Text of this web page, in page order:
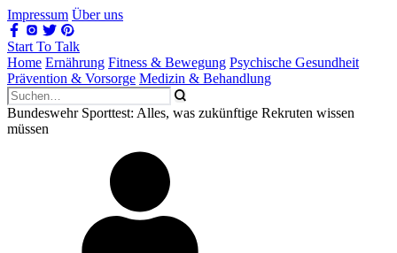
Impressum Über uns
Start To Talk
Home Ernährung Fitness & Bewegung Psychische Gesundheit
Prävention & Vorsorge Medizin & Behandlung
Bundeswehr Sporttest: Alles, was zukünftige Rekruten wissen
müssen